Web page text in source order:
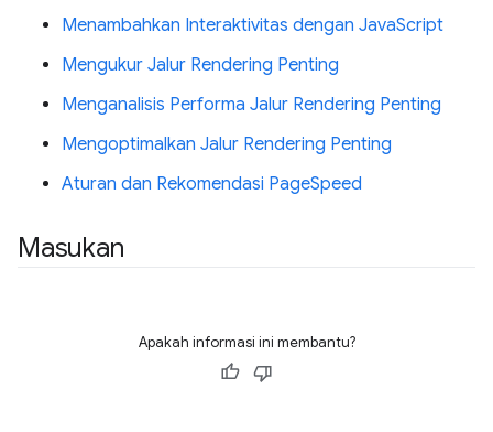
Menambahkan Interaktivitas dengan JavaScript
Mengukur Jalur Rendering Penting
Menganalisis Performa Jalur Rendering Penting
Mengoptimalkan Jalur Rendering Penting
Aturan dan Rekomendasi PageSpeed
Masukan
Apakah informasi ini membantu?